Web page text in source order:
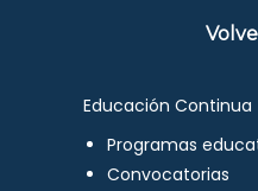
Educación Continua
Programas
Convocatorias